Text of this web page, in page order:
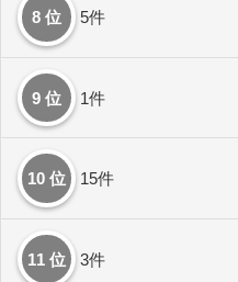
8 位 5件
9 位 1件
10 位 15件
11 位 3件